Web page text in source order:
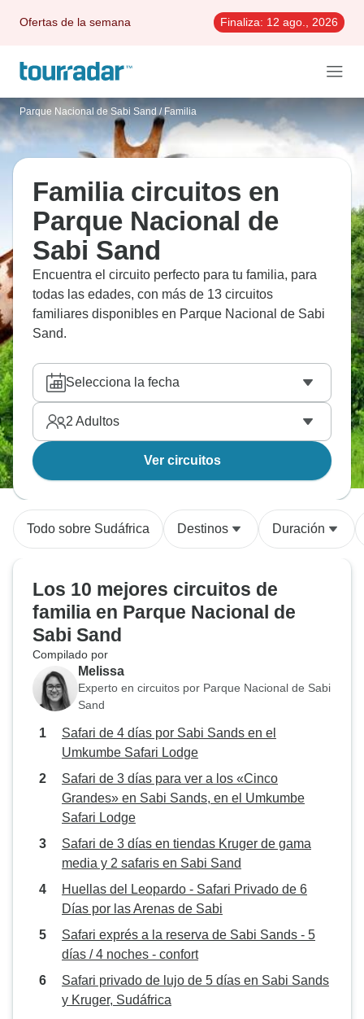
Ofertas de la semana Finaliza: 12 ago., 2026
Parque Nacional de Sabi Sand / Familia
Familia circuitos en
Parque Nacional de
Sabi Sand
Encuentra el circuito perfecto para tu familia, para
todas las edades, con más de 13 circuitos
familiares disponibles en Parque Nacional de Sabi
Sand.
Selecciona la fecha
2 Adultos
Ver circuitos
Todo sobre Sudáfrica Destinos Duración
Los 10 mejores circuitos de
familia en Parque Nacional de
Sabi Sand
Compilado por
Melissa
Experto en circuitos por Parque Nacional de Sabi
Sand
Safari de 4 días por Sabi Sands en el
Umkumbe Safari Lodge
Safari de 3 días para ver a los «Cinco
Grandes» en Sabi Sands, en el Umkumbe
Safari Lodge
Safari de 3 días en tiendas Kruger de gama
media y 2 safaris en Sabi Sand
Huellas del Leopardo - Safari Privado de 6
Días por las Arenas de Sabi
Safari exprés a la reserva de Sabi Sands - 5
días / 4 noches - confort
Safari privado de lujo de 5 días en Sabi Sands
y Kruger, Sudáfrica